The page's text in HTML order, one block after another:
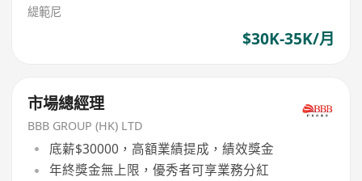
緹範尼
$30K-35K/月
市場總經理
BBB GROUP (HK) LTD
底薪$30000，高額業績提成，績效獎金
年終獎金無上限，優秀者可享業務分紅